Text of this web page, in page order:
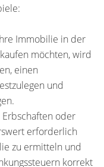
Immobilie in der
möchten, wird
einen
und
oder
erforderlich
zu ermitteln und
korrekt